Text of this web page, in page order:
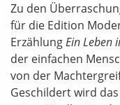
Zu den
für die Edition
ErzählungEin Leben
der einfachen
von der
Geschildert wird